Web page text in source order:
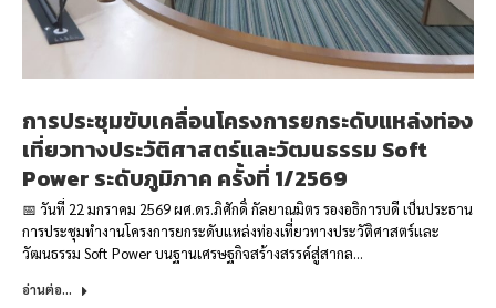
การประชุมขับเคลื่อนโครงการยกระดับแหล่งท่อง
เที่ยวทางประวัติศาสตร์และวัฒนธรรม Soft
Power ระดับภูมิภาค ครั้งที่ 1/2569
📅 วันที่ 22 มกราคม 2569 ผศ.ดร.ภิศักดิ์ กัลยาณมิตร รองอธิการบดี เป็นประธาน
การประชุมทำงานโครงการยกระดับแหล่งท่องเที่ยวทางประวัติศาสตร์และ
วัฒนธรรม Soft Power บนฐานเศรษฐกิจสร้างสรรค์สู่สากล…
อ่านต่อ...